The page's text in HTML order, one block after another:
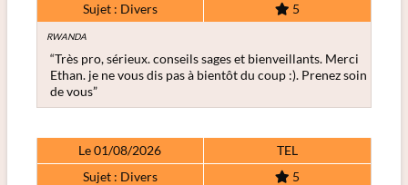
Sujet : Divers
5
RWANDA
“Très pro, sérieux. conseils sages et bienveillants. Merci
Ethan. je ne vous dis pas à bientôt du coup :). Prenez soin
de vous”
Le 01/08/2026
TEL
Sujet : Divers
5